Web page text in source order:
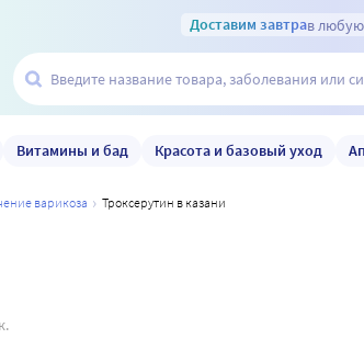
Доставим завтрав
Витамины и бад Красота и базовый уход
варикоза троксерутин в казани